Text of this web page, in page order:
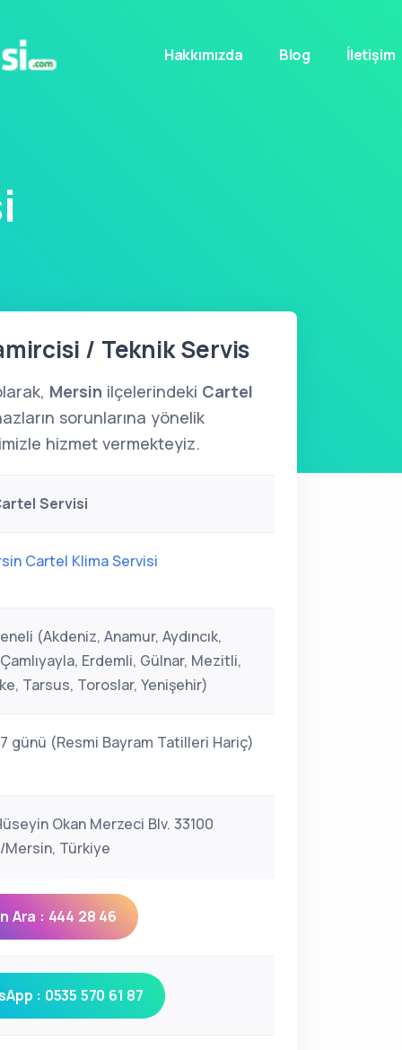
Hakkımızda Blog İletişim
/ Teknik Servis
Mersin ilçelerindeki Cartel
sorunlarına yönelik
hizmet vermekteyiz.
Servisi
Cartel Klima Servisi
(Akdeniz, Anamur, Aydıncık,
Erdemli, Gülnar, Mezitli,
Tarsus, Toroslar, Yenişehir)
günü (Resmi Bayram Tatilleri Hariç)
Okan Merzeci Blv. 33100
Mersin, Türkiye
Ara : 444 28 46
: 0535 570 61 87